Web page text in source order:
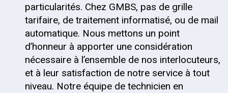
particularités. Chez GMBS, pas de grille
tarifaire, de traitement informatisé, ou de mail
automatique. Nous mettons un point
d’honneur à apporter une considération
nécessaire à l’ensemble de nos interlocuteurs,
et à leur satisfaction de notre service à tout
niveau. Notre équipe de technicien en